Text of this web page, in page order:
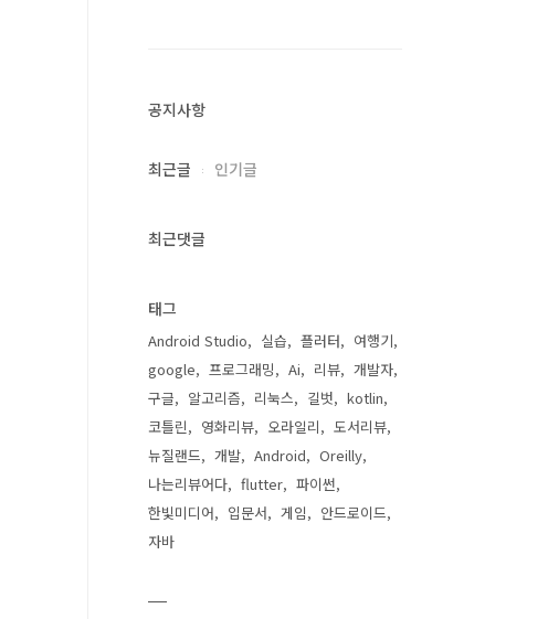
공지사항
최근글 인기글
최근댓글
태그
Android Studio 실습 플러터
여행기
google
프로그래밍 Ai 리뷰
개발자
구글
알고리즘 리눅스 길벗
kotlin
코틀린
영화리뷰 오라일리
도서리뷰
뉴질랜드
개발 Android
Oreilly
나는리뷰어다
flutter
파이썬
한빛미디어
입문서 게임
안드로이드
자바